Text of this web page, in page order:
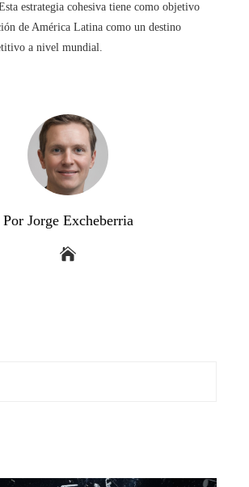
estrategia cohesiva tiene como objetivo
de América Latina como un destino
a nivel mundial.
Por Jorge Excheberria